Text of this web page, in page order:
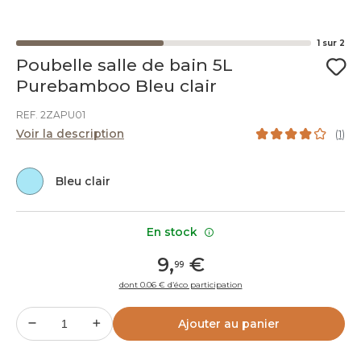
1 sur 2
Poubelle salle de bain 5L
Purebamboo Bleu clair
REF. 2ZAPU01
Voir la description (1)
Bleu clair
9,99€
dont 0.06 € d’éco participation
Ajouter au panier